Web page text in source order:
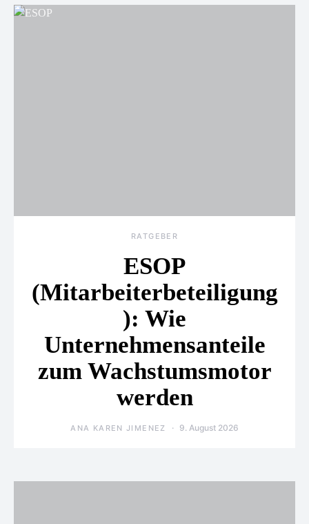
RATGEBER
ESOP
(Mitarbeiterbeteiligung
): Wie
Unternehmensanteile
zum Wachstumsmotor
werden
ANA KAREN JIMENEZ 9. August 2026